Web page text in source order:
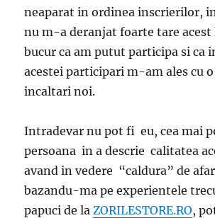
neaparat in ordinea inscrierilor,
nu m-a deranjat foarte tare acest
bucur ca am putut participa si ca
acestei participari m-am ales cu o
incaltari noi.
Intradevar nu pot fi eu, cea mai
persoana in a descrie calitatea
avand in vedere “caldura” de
bazandu-ma pe experientele
papuci de la ZORILESTORE.RO,